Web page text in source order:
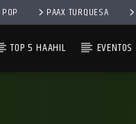
PAAX TURQUESA
TOP 5 HAAHIL EVENTOS